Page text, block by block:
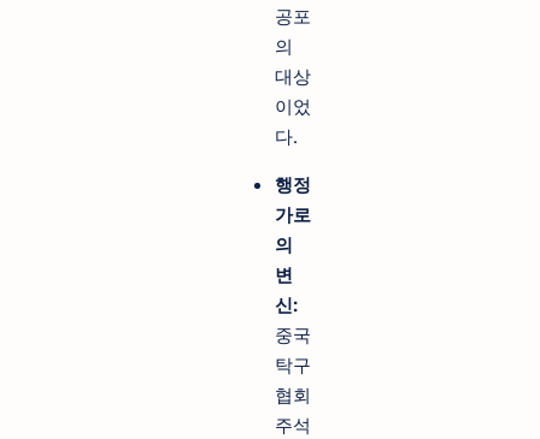
공포
의
대상
이었
다.
행정
가로
의
변
신:
중국
탁구
협회
주석